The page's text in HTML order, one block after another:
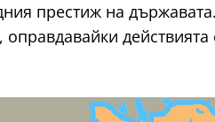
престиж на